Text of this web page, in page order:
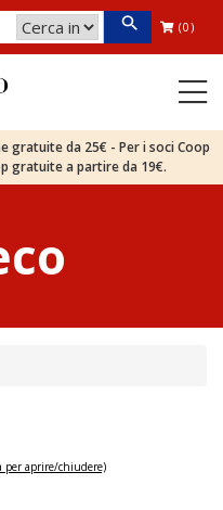
(0)
gratuite da 25€ - Per i soci Coop
gratuite a partire da 19€.
per aprire/chiudere)